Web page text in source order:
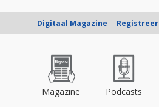
Digitaal Magazine Registreer
Magazine Podcasts